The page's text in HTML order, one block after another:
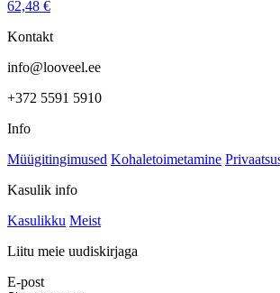
62,48 €
Kontakt
info@looveel.ee
+372 5591 5910
Info
Müügitingimused Kohaletoimetamine
Kasulik info
Kasulikku Meist
Liitu meie uudiskirjaga
E-post